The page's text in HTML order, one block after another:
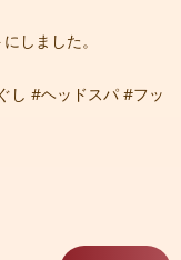
しました。
し #ヘッドスパ #フッ